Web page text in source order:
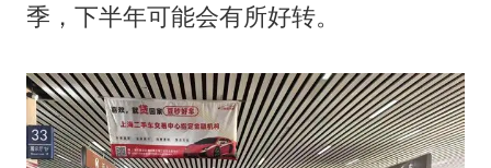
季，下半年可能会有所好转。